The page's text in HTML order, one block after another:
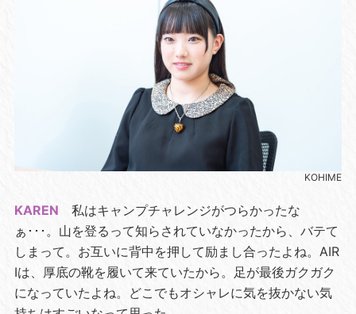
KOHIME
KAREN
私はキャンプチャレンジがつらかったな
ぁ･･･。山を登るって知らされていなかったから、バテて
しまって。お互いに背中を押して励まし合ったよね。AIR
Iは、厚底の靴を履いて来ていたから。足が最後ガクガク
になっていたよね。どこでもオシャレに気を抜かない気